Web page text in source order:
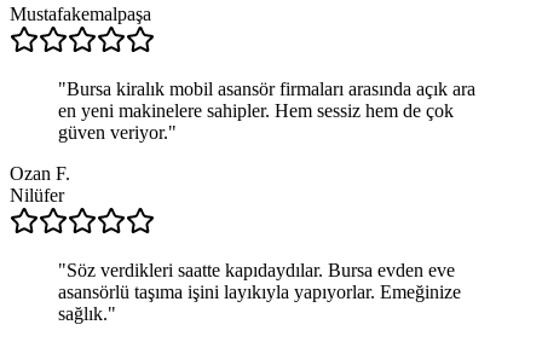
Mustafakemalpaşa
"Bursa kiralık mobil asansör firmaları arasında açık ara
en yeni makinelere sahipler. Hem sessiz hem de çok
güven veriyor."
Ozan F.
Nilüfer
"Söz verdikleri saatte kapıdaydılar. Bursa evden eve
asansörlü taşıma işini layıkıyla yapıyorlar. Emeğinize
sağlık."